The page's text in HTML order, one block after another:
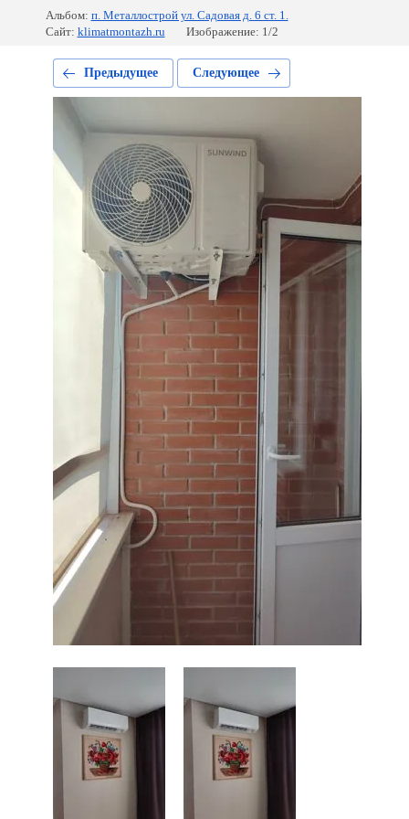
Альбом: п. Металлострой ул. Садовая д. 6 ст. 1.
Сайт: klimatmontazh.ru Изображение: 1/2
Предыдущее Следующее